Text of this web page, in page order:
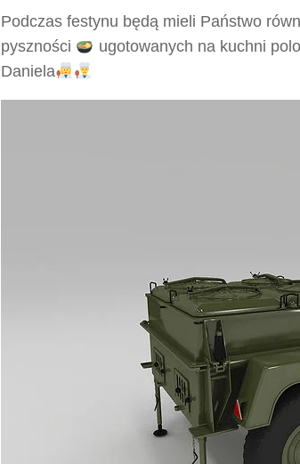
Podczas festynu będą mieli Państwo
pyszności
ugotowanych na kuchni
Daniela